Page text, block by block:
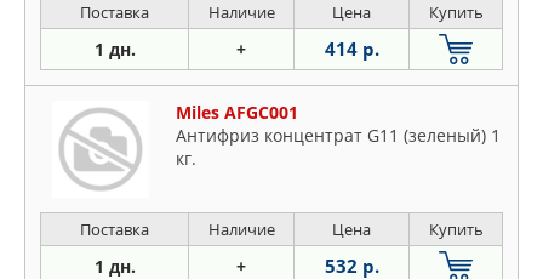
Поставка Наличие Цена Купить
1 дн. + 414 р.
Miles AFGC001
Антифриз концентрат G11 (зеленый) 1
кг.
Поставка Наличие Цена Купить
1 дн. + 532 р.